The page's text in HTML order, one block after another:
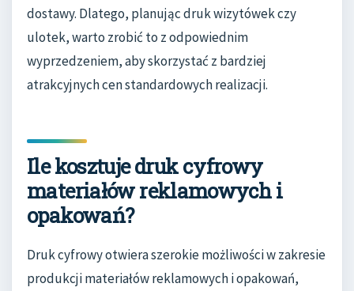
dostawy. Dlatego, planując druk wizytówek czy
ulotek, warto zrobić to z odpowiednim
wyprzedzeniem, aby skorzystać z bardziej
atrakcyjnych cen standardowych realizacji.
Ile kosztuje druk cyfrowy
materiałów reklamowych i
opakowań?
Druk cyfrowy otwiera szerokie możliwości w zakresie
produkcji materiałów reklamowych i opakowań,